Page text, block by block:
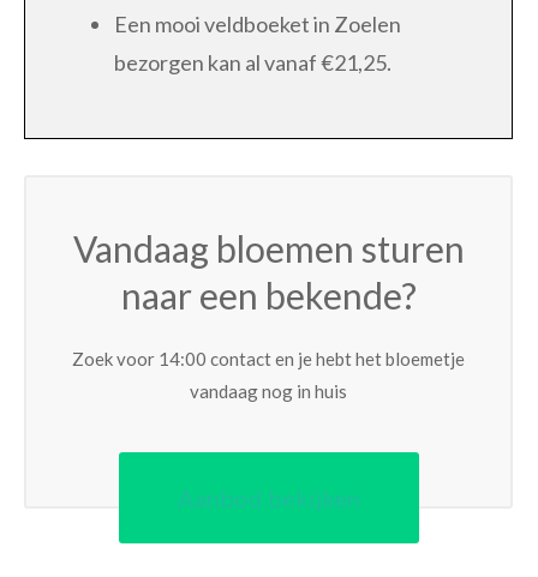
Een mooi veldboeket in Zoelen
bezorgen kan al vanaf €21,25.
Vandaag bloemen sturen
naar een bekende?
Zoek voor 14:00 contact en je hebt het bloemetje
vandaag nog in huis
Aanbod bekijken